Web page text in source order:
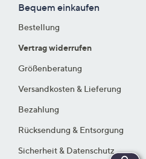
Bequem einkaufen
Bestellung
Vertrag widerrufen
Größenberatung
Versandkosten & Lieferung
Bezahlung
Rücksendung & Entsorgung
Sicherheit & Datenschutz